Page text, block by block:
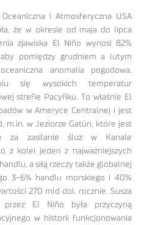
i Atmosferyczna USA
że w okresie od maja do lipca
zjawiska El Niño wynosi 82%
pomiędzy grudniem a lutym
anomalia pogodowa,
się wysokich temperatur
strefie Pacyfiku. To właśnie El
w Ameryce Centralnej i jest
m.in. w Jeziorze Gatún, które jest
za zasilanie śluz w Kanale
z kolei jeden z najważniejszych
a siłą rzeczy także globalnej
3-6% handlu morskiego i 40%
270 mld dol. rocznie. Susza
El Niño była przyczyną
w historii funkcjonowania